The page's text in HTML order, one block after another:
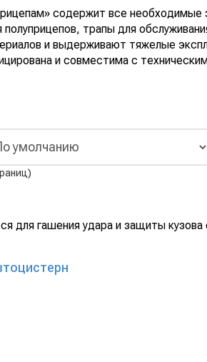
содержит все необходимые
полуприцепов, трапы для
и выдерживают тяжелые
и совместима с
для гашения удара и защиты